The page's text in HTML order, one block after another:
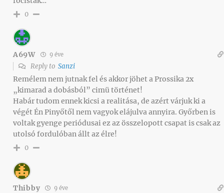
0
A69W 9 éve
Reply to Sanzi
Remélem nem jutnak fel és akkor jöhet a Prossika 2x
„kimarad a dobásból” cimü történet!
Habár tudom ennek kicsi a realitása, de azért várjuk ki a
végét Én Pinyőtől nem vagyok elájulva annyira. Győrben is
voltak gyenge periódusai ez az összelopott csapat is csak az
utolsó fordulóban állt az élre!
0
Thibby 9 éve